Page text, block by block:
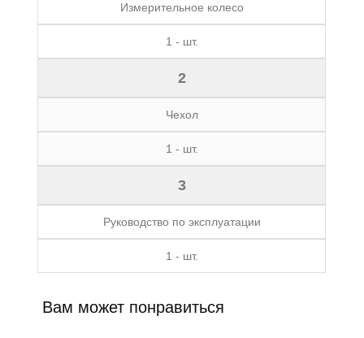
Измерительное колесо
1 - шт.
2
Чехол
1 - шт.
3
Руководство по эксплуатации
1 - шт.
Вам может понравиться